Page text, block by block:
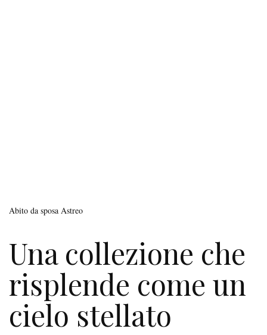
Abito da sposa Astreo
Una collezione che
risplende come un
cielo stellato